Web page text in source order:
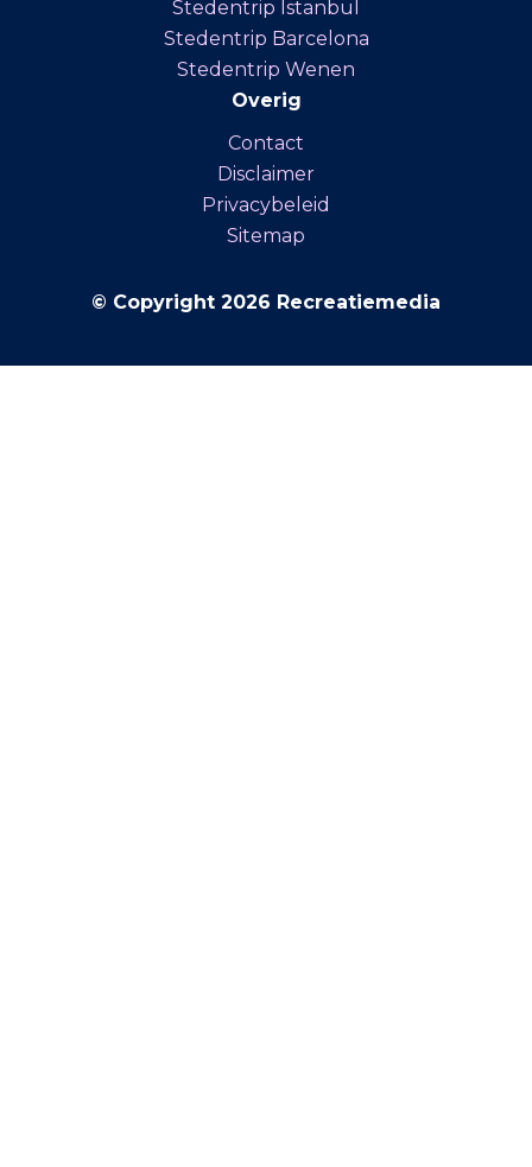
Stedentrip Istanbul
Stedentrip Barcelona
Stedentrip Wenen
Overig
Contact
Disclaimer
Privacybeleid
Sitemap
© Copyright 2026 Recreatiemedia